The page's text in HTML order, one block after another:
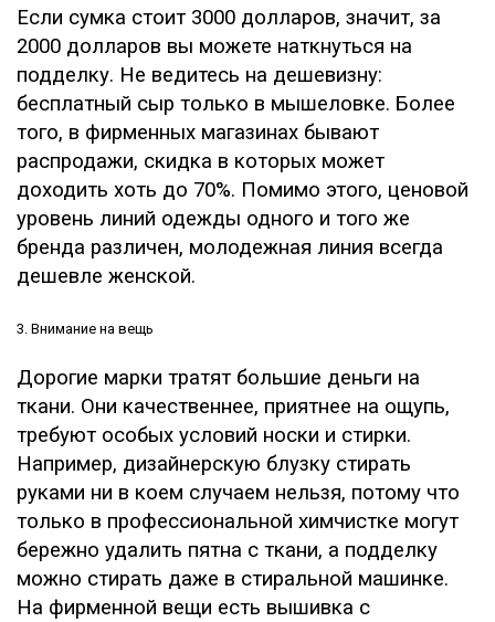
Если сумка стоит 3000 долларов, значит, за
2000 долларов вы можете наткнуться на
подделку. Не ведитесь на дешевизну:
бесплатный сыр только в мышеловке. Более
того, в фирменных магазинах бывают
распродажи, скидка в которых может
доходить хоть до 70%. Помимо этого, ценовой
уровень линий одежды одного и того же
бренда различен, молодежная линия всегда
дешевле женской.
3. Внимание на вещь
Дорогие марки тратят большие деньги на
ткани. Они качественнее, приятнее на ощупь,
требуют особых условий носки и стирки.
Например, дизайнерскую блузку стирать
руками ни в коем случаем нельзя, потому что
только в профессиональной химчистке могут
бережно удалить пятна с ткани, а подделку
можно стирать даже в стиральной машинке.
На фирменной вещи есть вышивка с